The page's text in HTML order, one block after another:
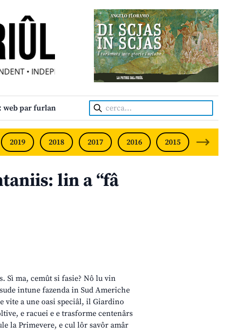
• INDEPENDENT FRIULIAN MONTHLY • NEODVISNI
web par furlan Cerca:
2019 2018 2017 2016 2015 2014
lin a “fâ
Sì ma, cemût si fasie? Nô lu vin
intune fazenda in Sud Americhe
vite a une oasi speciâl, il Giardino
e racuei e e trasforme centenârs
la Primevere, e cul lôr savôr amâr